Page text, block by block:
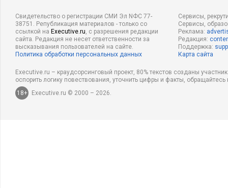
Свидетельство о регистрации СМИ Эл NФС 77-
38751. Републикация материалов - только со
ссылкой на Executive.ru, с разрешения редакции
сайта. Редакция не несет ответственности за
высказывания пользователей на сайте.
Политика обработки персональных данных
Сервисы,
Сервисы,
Реклама:
Редакция:
Поддержка:
Карта сайта
Executive.ru – краудсорсинговый проект, 80% текстов созданы
оспорить логику повествования, уточнить цифры и факты,
18+
Executive.ru © 2000 – 2026.